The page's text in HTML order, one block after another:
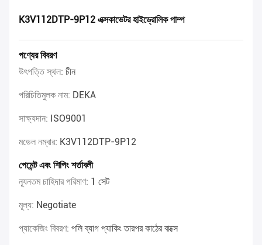
K3V112DTP-9P12 এক্সকাভেটর হাইড্রোলিক পাম্প
পণ্যের বিবরণ
উৎপত্তি স্থল: চীন
পরিচিতিমুলক নাম: DEKA
সাক্ষ্যদান: ISO9001
মডেল নম্বার: K3V112DTP-9P12
পেমেন্ট এবং শিপিং শর্তাবলী
ন্যূনতম চাহিদার পরিমাণ: 1 সেট
মূল্য: Negotiate
প্যাকেজিং বিবরণ: পলি ব্যাগ প্যাকিং তারপর কাঠের বাক্সে